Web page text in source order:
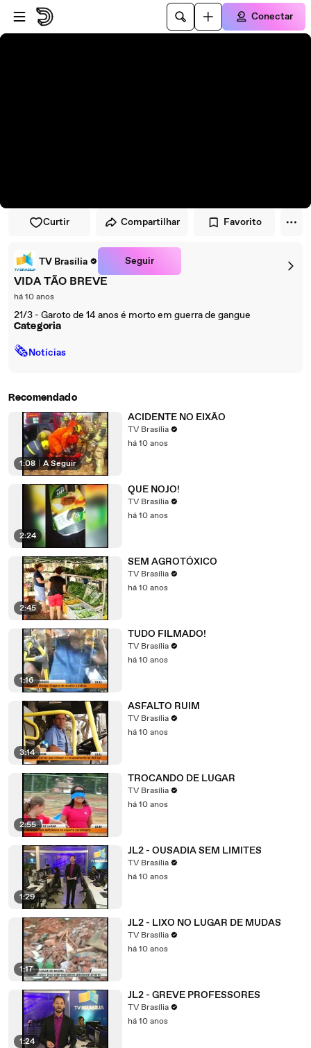
Pular para o player
Ir para o conteúdo principal
Conectar
Curtir Compartilhar Favorito
TV Brasília Seguir
VIDA TÃO BREVE
há 10 anos
21/3 - Garoto de 14 anos é morto em guerra de gangue
Categoria
🗞Notícias
Recomendado
1:08 A Seguir
ACIDENTE NO EIXÃO
TV Brasília
há 10 anos
2:24
QUE NOJO!
TV Brasília
há 10 anos
2:45
SEM AGROTÓXICO
TV Brasília
há 10 anos
1:16
TUDO FILMADO!
TV Brasília
há 10 anos
3:14
ASFALTO RUIM
TV Brasília
há 10 anos
2:55
TROCANDO DE LUGAR
TV Brasília
há 10 anos
1:29
JL2 - OUSADIA SEM LIMITES
TV Brasília
há 10 anos
1:17
JL2 - LIXO NO LUGAR DE MUDAS
TV Brasília
há 10 anos
1:24
JL2 - GREVE PROFESSORES
TV Brasília
há 10 anos